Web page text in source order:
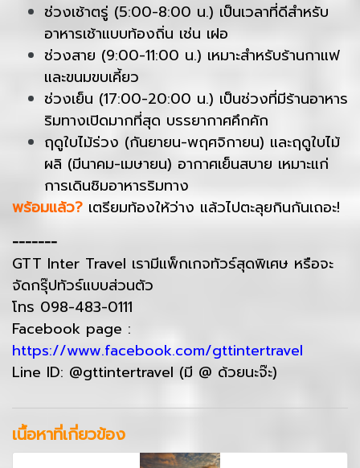
ช่วงเช้าตรู่ (5:00-8:00 น.) เป็นเวลาที่ดีสำหรับ
อาหารเช้าแบบท้องถิ่น เช่น เฝอ
ช่วงสาย (9:00-11:00 น.) เหมาะสำหรับร้านกาแฟ
และขนมขบเคี้ยว
ช่วงเย็น (17:00-20:00 น.) เป็นช่วงที่มีร้านอาหาร
ริมทางเปิดมากที่สุด บรรยากาศคึกคัก
ฤดูใบไม้ร่วง (กันยายน-พฤศจิกายน) และฤดูใบไม้
ผลิ (มีนาคม-เมษายน) อากาศเย็นสบาย เหมาะแก่
การเดินชิมอาหารริมทาง
พร้อมแล้ว? เตรียมท้องให้ว่าง แล้วไปตะลุยกินกันเถอะ!
-------
GTT Inter Travel เรามีแพ็กเกจทัวร์สุดพิเศษ หรือจะ
จัดกรุ๊ปทัวร์แบบส่วนตัว
โทร 098-483-0111
Facebook page :
https://www.facebook.com/gttintertravel
Line ID: @gttintertravel (มี @ ด้วยนะจ๊ะ)
เนื้อหาที่เกี่ยวข้อง